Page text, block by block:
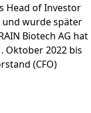
Head of Investor
und wurde später
Biotech AG hat
Oktober 2022 bis
(CFO)